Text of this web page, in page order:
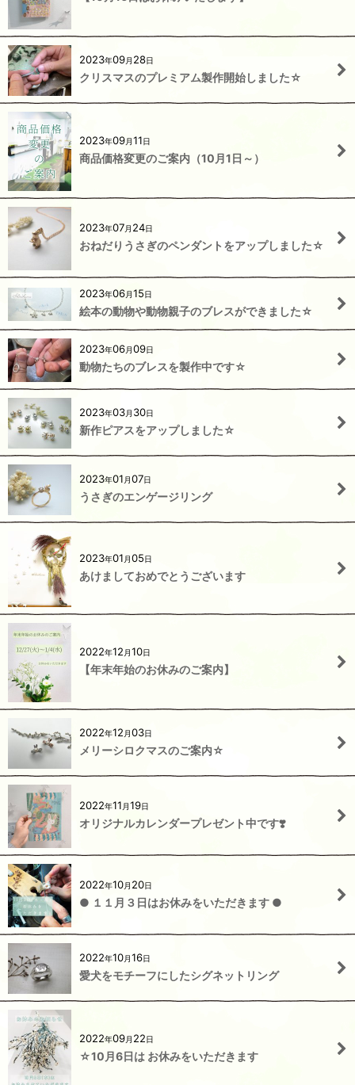
2023年09月 28日
クリスマスのプレミアム製作開始しました☆
2023年09月11日
商品価格変更のご案内（10月1日～）
2023年07月 24日
おねだりうさぎのペンダントをアップしました☆
2023年06月15日
絵本の動物や動物親子のブレスができました☆
2023年06月09日
動物たちのブレスを製作中です☆
2023年03月 30日
新作ピアスをアップしました☆
2023年01 月07日
うさぎのエンゲージリング
2023年01 月05日
あけましておめでとうございます
2022年12 月10日
【年末年始のお休みのご案内】
2022年12 月03日
メリーシロクマスのご案内☆
2022年11 月19日
オリジナルカレンダープレゼント中です❣️
2022年10月 20日
● １１月３日はお休みをいただきます ●
2022年10月16日
愛犬をモチーフにしたシグネットリング
2022年09月 22日
☆10月6日は お休みをいただきます